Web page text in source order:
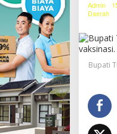
Admin
Daerah
Bupati